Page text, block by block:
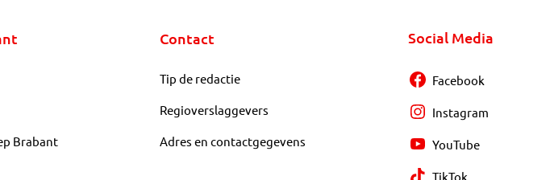
Brabant
Contact
Tip de redactie
Regioverslaggevers
Adres en contactgegevens
Social Media
Facebook
Instagram
YouTube
TikTok